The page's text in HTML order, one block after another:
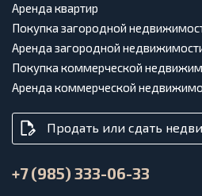
Аренда квартир
Покупка загородной
Аренда загородной
Покупка коммерческой
Аренда коммерческой
Продать или сдать
+7 (985) 333-06-33